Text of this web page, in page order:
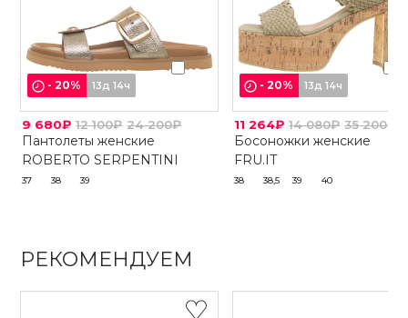
-20% 13д 14ч
9 680₽ 12 100₽ 24 200₽
Пантолеты женские
ROBERTO SERPENTINI
37 38 39
-20% 13д 14ч
11 264₽ 14 080₽ 35 200₽
Босоножки женские
FRU.IT
38 38,5 39 40
РЕКОМЕНДУЕМ